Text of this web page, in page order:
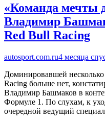
«Команда мечты
Владимир
Red Bull Racing
autosport.com.ru4 месяца
Доминировавшей
Racing больше нет,
Владимир Башмаков в
Формуле 1. По слухам, к
очередной ведущий